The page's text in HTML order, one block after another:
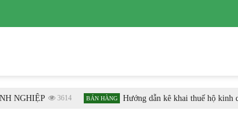
NGHIỆP 3614 BÁN HÀNG Hướng dẫn kê khai thuế hộ kinh